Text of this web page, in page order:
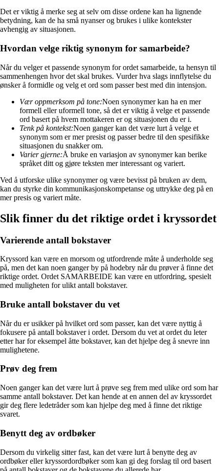
Det er viktig å merke seg at selv om disse ordene kan ha lignende
betydning, kan de ha små nyanser og brukes i ulike kontekster
avhengig av situasjonen.
Hvordan velge riktig synonym for samarbeide?
Når du velger et passende synonym for ordet samarbeide, ta hensyn til
sammenhengen hvor det skal brukes. Vurder hva slags innflytelse du
ønsker å formidle og velg et ord som passer best med din intensjon.
Vær oppmerksom på tone:Noen synonymer kan ha en mer
formell eller uformell tone, så det er viktig å velge et passende
ord basert på hvem mottakeren er og situasjonen du er i.
Tenk på kontekst:Noen ganger kan det være lurt å velge et
synonym som er mer presist og passer bedre til den spesifikke
situasjonen du snakker om.
Varier gjerne:Å bruke en variasjon av synonymer kan berike
språket ditt og gjøre teksten mer interessant og variert.
Ved å utforske ulike synonymer og være bevisst på bruken av dem,
kan du styrke din kommunikasjonskompetanse og uttrykke deg på en
mer presis og variert måte.
Slik finner du det riktige ordet i kryssordet
Varierende antall bokstaver
Kryssord kan være en morsom og utfordrende måte å underholde seg
på, men det kan noen ganger by på hodebry når du prøver å finne det
riktige ordet. Ordet SAMARBEIDE kan være en utfordring, spesielt
med muligheten for ulikt antall bokstaver.
Bruke antall bokstaver du vet
Når du er usikker på hvilket ord som passer, kan det være nyttig å
fokusere på antall bokstaver i ordet. Dersom du vet at ordet du leter
etter har for eksempel åtte bokstaver, kan det hjelpe deg å snevre inn
mulighetene.
Prøv deg frem
Noen ganger kan det være lurt å prøve seg frem med ulike ord som har
samme antall bokstaver. Det kan hende at en annen del av kryssordet
gir deg flere ledetråder som kan hjelpe deg med å finne det riktige
svaret.
Benytt deg av ordbøker
Dersom du virkelig sitter fast, kan det være lurt å benytte deg av
ordbøker eller kryssordordbøker som kan gi deg forslag til ord basert